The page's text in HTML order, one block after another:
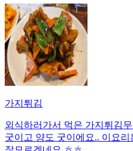
가지튀김
외식하러가서 먹은 가지튀김
굿이고 양도 굿이에요.. 이요